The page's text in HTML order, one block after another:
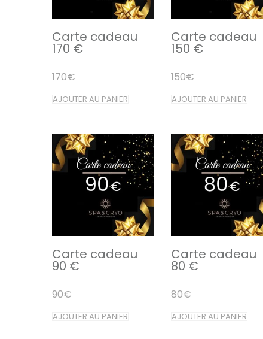
Carte cadeau
170 €
170€
AJOUTER AU PANIER
Carte cadeau
150 €
150€
AJOUTER AU PANIER
Carte cadeau
90 €
90€
AJOUTER AU PANIER
Carte cadeau
80 €
80€
AJOUTER AU PANIER